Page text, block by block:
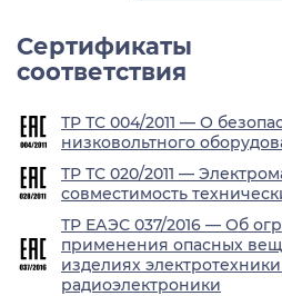
Сертификаты
соответствия
ТР ТС 004/2011 — О
низковольтного
ТР ТС 020/2011 —
совместимость
ТР ЕАЭС 037/2016 — Об
применения опасных
изделиях
радиоэлектроники